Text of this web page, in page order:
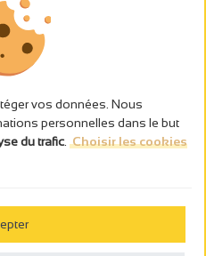
la santé, à consommer avec
vos données. Nous
personnelles dans le but
du trafic Choisir les cookies